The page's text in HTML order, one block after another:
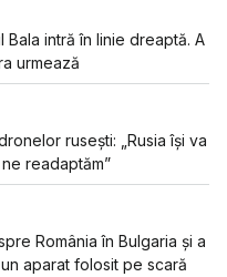
intră în linie dreaptă. A
urmează
rusești: „Rusia își va
readaptăm”
România în Bulgaria și a
aparat folosit pe scară